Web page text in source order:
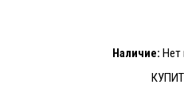
Наличие: Нет